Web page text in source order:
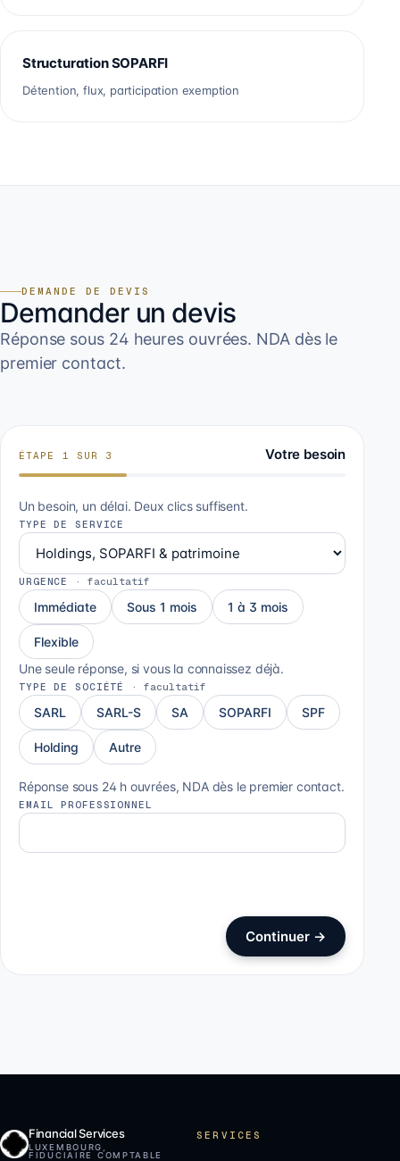
Structuration SOPARFI
Détention, flux, participation exemption
DEMANDE DE DEVIS
Demander un devis
Réponse sous 24 heures ouvrées. NDA dès le
premier contact.
ÉTAPE 1 SUR 3 Votre besoin
Un besoin, un délai. Deux clics suffisent.
TYPE DE SERVICE
URGENCE ·facultatif
Immédiate Sous 1 mois 1 à 3 mois
Flexible
Une seule réponse, si vous la connaissez déjà.
TYPE DE SOCIÉTÉ ·facultatif
SARL SARL-S SA SOPARFI SPF
Holding Autre
Réponse sous 24 h ouvrées, NDA dès le premier contact.
EMAIL PROFESSIONNEL
Continuer →
Financial Services
LUXEMBOURG,
FIDUCIAIRE COMPTABLE
SERVICES